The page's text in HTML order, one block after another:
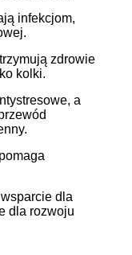
infekcjom,
zdrowie
kolki.
a
dla
dla rozwoju